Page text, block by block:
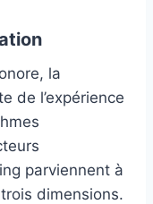
la
de l’expérience
parviennent à
dimensions.